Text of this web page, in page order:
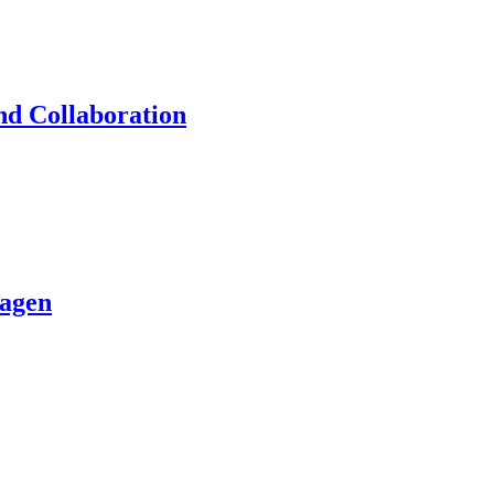
Collaboration